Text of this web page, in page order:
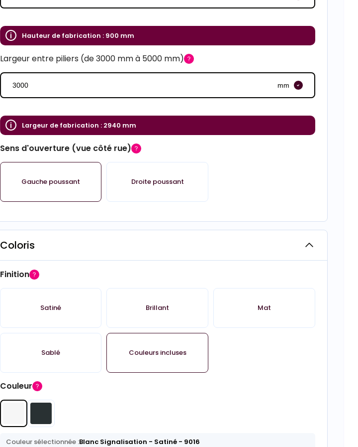
Hauteur de fabrication : 900 mm
Largeur entre piliers (de 3000 mm à 5000 mm)
mm
Largeur de fabrication : 2940 mm
Sens d'ouverture (vue côté rue)
Gauche poussant Droite poussant
Coloris
Finition
Satiné Brillant Mat
Sablé Couleurs incluses
Couleur
Couleur sélectionnée :Blanc Signalisation - Satiné- 9016